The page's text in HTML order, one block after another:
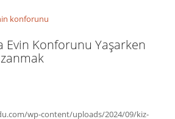
Evin Konforunu Yaşarken
wp-content/uploads/2024/09/kiz-